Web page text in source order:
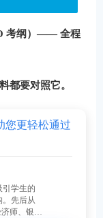
考纲）—— 全程
都要对照它。
您更轻松通过
引学生的
。先后从
师、银行